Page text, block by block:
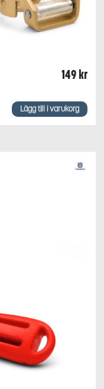
149kr
Lägg till i varukorg